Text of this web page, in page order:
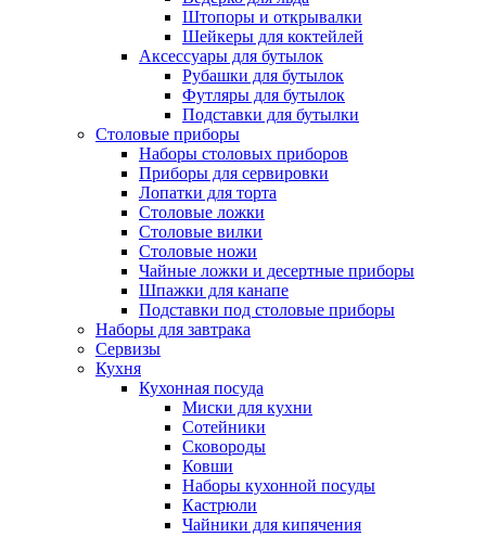
Штопоры и открывалки
Шейкеры для коктейлей
Аксессуары для бутылок
Рубашки для бутылок
Футляры для бутылок
Подставки для бутылки
Столовые приборы
Наборы столовых приборов
Приборы для сервировки
Лопатки для торта
Столовые ложки
Столовые вилки
Столовые ножи
Чайные ложки и десертные приборы
Шпажки для канапе
Подставки под столовые приборы
Наборы для завтрака
Сервизы
Кухня
Кухонная посуда
Миски для кухни
Сотейники
Сковороды
Ковши
Наборы кухонной посуды
Кастрюли
Чайники для кипячения